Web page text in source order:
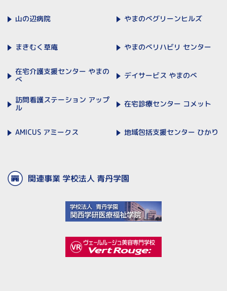
山の辺病院 やまのべグリーンヒルズ
まきむく草庵 やまのべリハビリ センター
在宅介護支援センター やまの
べ
デイサービス やまのべ
訪問看護ステーション アップ
ル
在宅診療センター コメット
AMICUS アミークス 地域包括支援センター ひかり
関連事業 学校法人 青丹学園